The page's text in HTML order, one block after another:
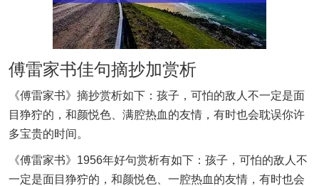
傅雷家书佳句摘抄加赏析
《傅雷家书》摘抄赏析如下：孩子，可怕的敌人不一定是面
目狰狞的，和颜悦色、满腔热血的友情，有时也会耽误你许
多宝贵的时间。
《傅雷家书》1956年好句赏析有如下：孩子，可怕的敌人不
一定是面目狰狞的，和颜悦色、一腔热血的友情，有时也会